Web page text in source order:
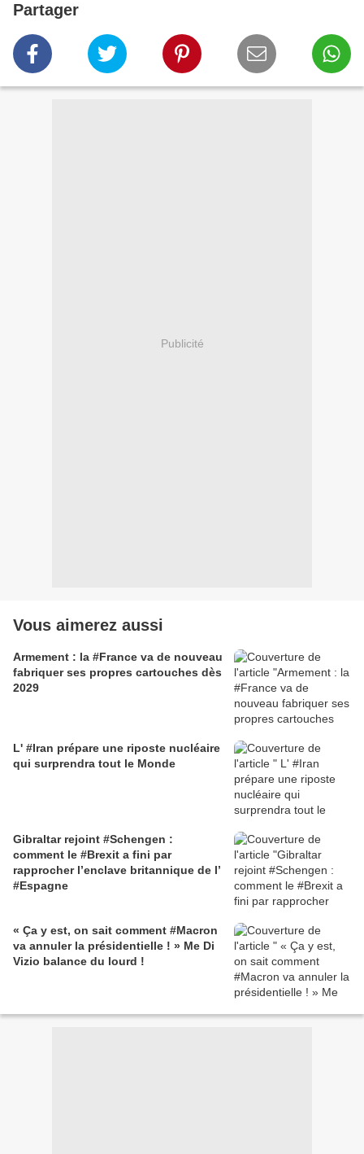
Partager
Publicité
Vous aimerez aussi
Armement : la #France va de nouveau
fabriquer ses propres cartouches dès
2029
L' #Iran prépare une riposte nucléaire
qui surprendra tout le Monde
Gibraltar rejoint #Schengen :
comment le #Brexit a fini par
rapprocher l’enclave britannique de l’
#Espagne
« Ça y est, on sait comment #Macron
va annuler la présidentielle ! » Me Di
Vizio balance du lourd !